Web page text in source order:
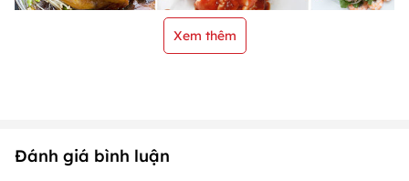
Xem thêm
Đánh giá bình luận